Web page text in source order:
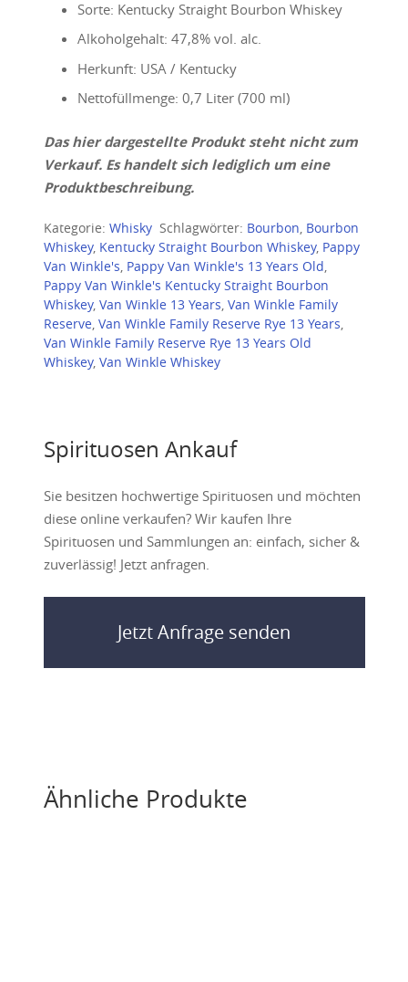
Sorte: Kentucky Straight Bourbon Whiskey
Alkoholgehalt: 47,8% vol. alc.
Herkunft: USA / Kentucky
Nettofüllmenge: 0,7 Liter (700 ml)
Das hier dargestellte Produkt steht nicht zum
Verkauf. Es handelt sich lediglich um eine
Produktbeschreibung.
Kategorie: Whisky Schlagwörter: Bourbon, Bourbon
Whiskey, Kentucky Straight Bourbon Whiskey, Pappy
Van Winkle's, Pappy Van Winkle's 13 Years Old,
Pappy Van Winkle's Kentucky Straight Bourbon
Whiskey, Van Winkle 13 Years, Van Winkle Family
Reserve, Van Winkle Family Reserve Rye 13 Years,
Van Winkle Family Reserve Rye 13 Years Old
Whiskey, Van Winkle Whiskey
Spirituosen Ankauf
Sie besitzen hochwertige Spirituosen und möchten
diese online verkaufen? Wir kaufen Ihre
Spirituosen und Sammlungen an: einfach, sicher &
zuverlässig! Jetzt anfragen.
Jetzt Anfrage senden
Ähnliche Produkte